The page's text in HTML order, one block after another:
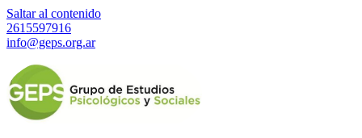
Saltar al contenido
2615597916
info@geps.org.ar